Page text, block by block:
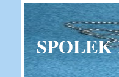
SPOLEK